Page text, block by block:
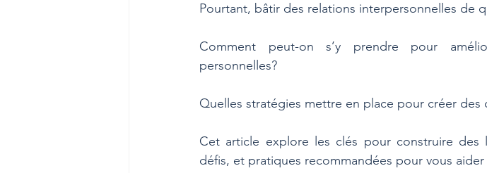
Pourtant, bâtir des relations interpersonnelles de
Comment peut-on s’y prendre pour
personnelles?
Quelles stratégies mettre en place pour créer
Cet article explore les clés pour construire des
défis, et pratiques recommandées pour vous